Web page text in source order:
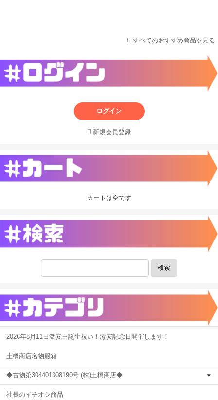
すべてのおすすめ商品を見る
ログイン
新規会員登録
カートは空です
検索
2026年8月11日激安王誕生祝い！激安記念日開催します！
土橋商店名物服箱
◆古物第304401308190号 (株)土橋商店◆
社長のイチオシ商品